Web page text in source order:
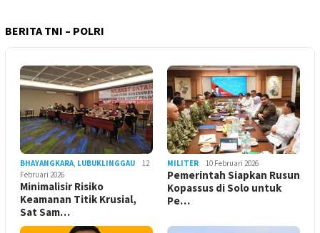
BERITA TNI – POLRI
BHAYANGKARA, LUBUKLINGGAU
12
Februari 2026
Minimalisir Risiko
Keamanan Titik Krusial,
Sat Sam…
MILITER 10 Februari 2026
Pemerintah Siapkan Rusun
Kopassus di Solo untuk
Pe…